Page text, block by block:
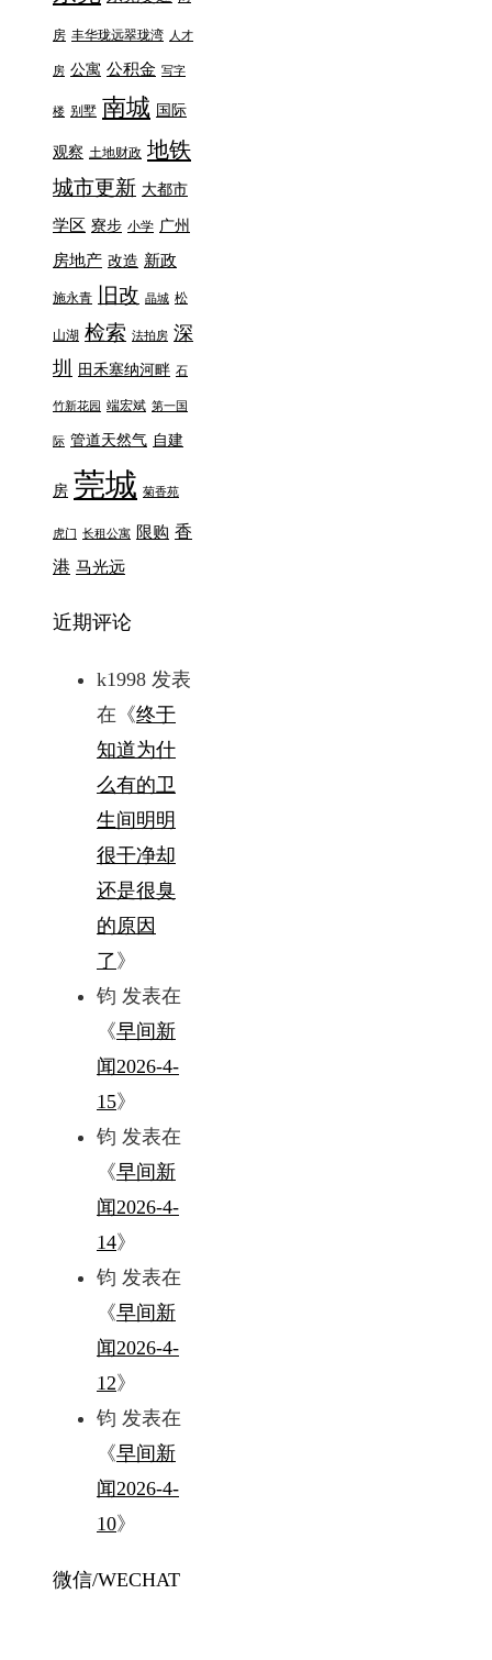
房 丰华珑远翠珑湾 人才
房 公寓 公积金 写字
楼 别墅 南城 国际
观察 土地财政 地铁
城市更新 大都市
学区 寮步 小学 广州
房地产 改造 新政
施永青 旧改 晶城 松
山湖 检索 法拍房 深
圳
田禾塞纳河畔 石
竹新花园 端宏斌 第一国
际 管道天然气 自建
房 莞城 菊香苑
虎门 长租公寓 限购 香
港 马光远
近期评论
k1998 发表
在《终于
知道为什
么有的卫
生间明明
很干净却
还是很臭
的原因
了》
钧 发表在
《早间新
闻2026-4-
15》
钧 发表在
《早间新
闻2026-4-
14》
钧 发表在
《早间新
闻2026-4-
12》
钧 发表在
《早间新
闻2026-4-
10》
微信/WECHAT